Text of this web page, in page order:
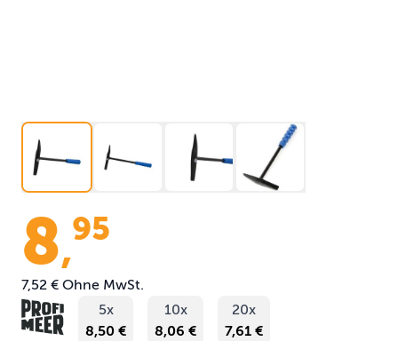
8,95
7,52 € Ohne MwSt.
5x
8,50 €
10x
8,06 €
20x
7,61 €